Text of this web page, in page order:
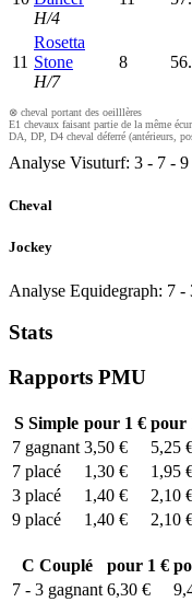
H/4
11
Rosetta
Stone
H/7
8
⊗ cheval portant des oeilllères
E1 chevaux faisant partie de la même
DA, DP, D4 cheval déferré (antérieurs,
Analyse Visuturf: 3 - 7 - 9
Cheval
Jockey
Analyse Equidegraph: 7 -
Stats
Rapports PMU
SSimple pour 1 € pour
7 gagnant 3,50 €
5,25
7 placé 1,30 €
1,95
3 placé 1,40 €
2,10
9 placé 1,40 € 2,10
C Couplé pour 1 €
7 - 3 gagnant 6,30 €